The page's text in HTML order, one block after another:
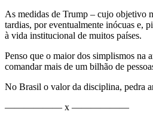
As medidas de Trump – cujo objetivo
tardias, por eventualmente inócuas e,
à vida institucional de muitos países.
Penso que o maior dos simplismos na
comandar mais de um bilhão de
No Brasil o valor da disciplina, pedra
—————— x ——————